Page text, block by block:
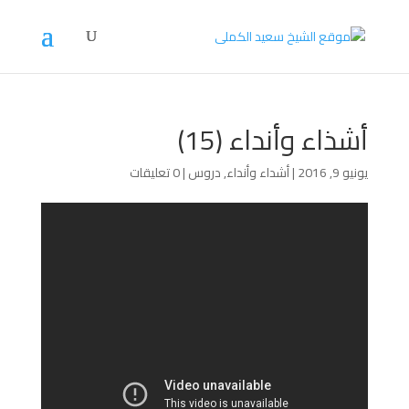
أشذاء وأنداء (15)
يونيو 9, 2016 |أشداء وأنداء,دروس|0 تعليقات